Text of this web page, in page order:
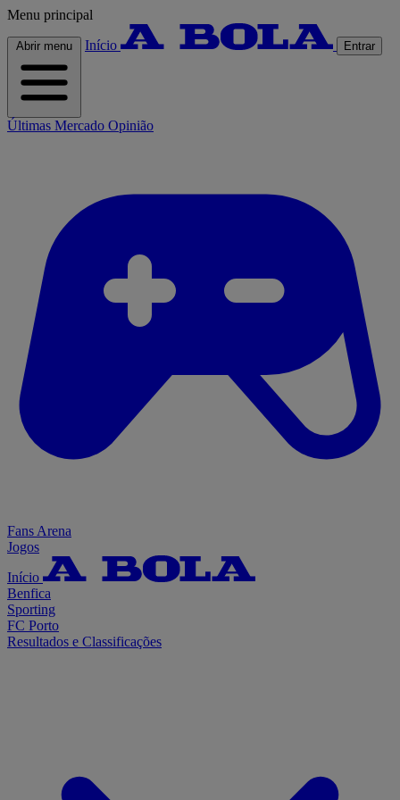
Menu principal
Abrir menu Início Entrar
Últimas Mercado Opinião
Fans Arena
Jogos
Início
Benfica
Sporting
FC Porto
Resultados e Classificações